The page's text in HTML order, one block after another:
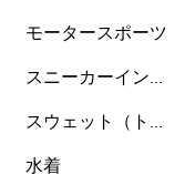
モータースポーツ
スニーカーインソ
スウェット（トレ
水着